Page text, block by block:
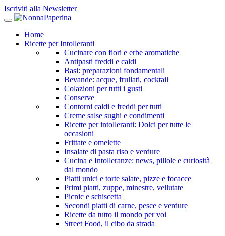
Iscriviti alla Newsletter
Home
Ricette per Intolleranti
Cucinare con fiori e erbe aromatiche
Antipasti freddi e caldi
Basi: preparazioni fondamentali
Bevande: acque, frullati, cocktail
Colazioni per tutti i gusti
Conserve
Contorni caldi e freddi per tutti
Creme salse sughi e condimenti
Ricette per intolleranti: Dolci per tutte le
occasioni
Frittate e omelette
Insalate di pasta riso e verdure
Cucina e Intolleranze: news, pillole e curiosità
dal mondo
Piatti unici e torte salate, pizze e focacce
Primi piatti, zuppe, minestre, vellutate
Picnic e schiscetta
Secondi piatti di carne, pesce e verdure
Ricette da tutto il mondo per voi
Street Food, il cibo da strada